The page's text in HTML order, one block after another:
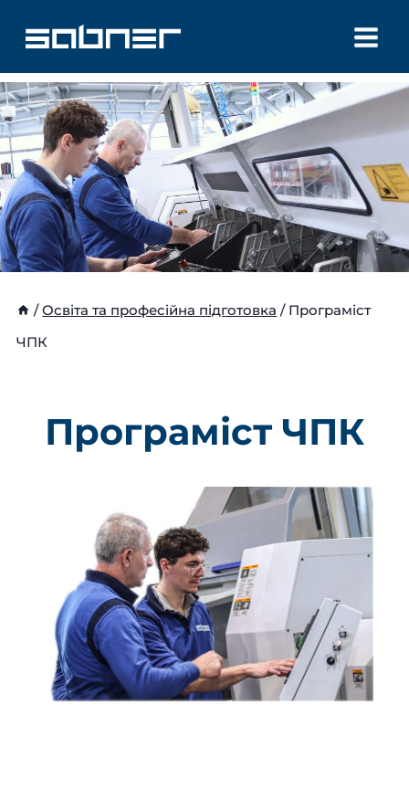
вмісту
/ Освіта та професійна підготовка / Програміст
ЧПК
Програміст ЧПК